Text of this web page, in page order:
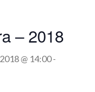
– 2018
@ 14:00-